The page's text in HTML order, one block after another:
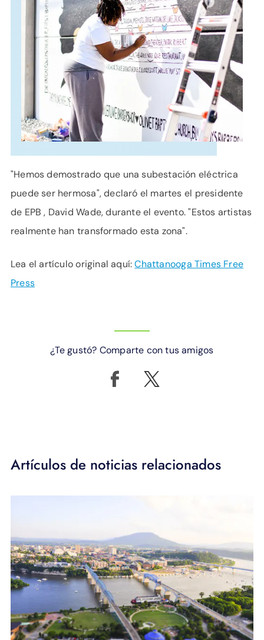
"Hemos demostrado que una subestación eléctrica
puede ser hermosa", declaró el martes el presidente
de EPB , David Wade, durante el evento. "Estos artistas
realmente han transformado esta zona".
Lea el artículo original aquí:Chattanooga Times Free
Press
¿Te gustó? Comparte con tus amigos
Artículos de noticias relacionados